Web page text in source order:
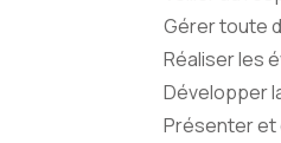
Gérer toute
Réaliser les
Développer
Présenter et